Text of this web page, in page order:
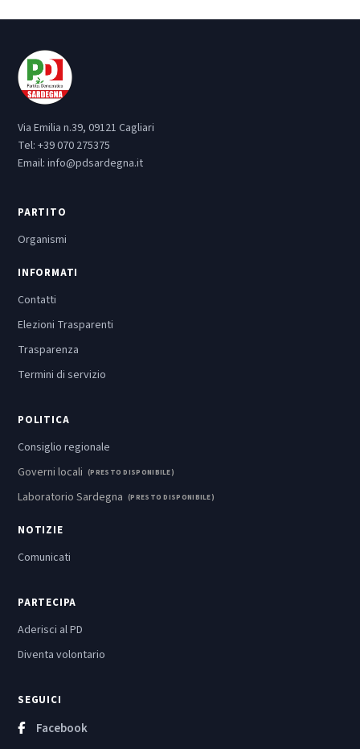
Via Emilia n.39, 09121 Cagliari
Tel: +39 070 275375
Email: info@pdsardegna.it
PARTITO
Organismi
INFORMATI
Contatti
Elezioni Trasparenti
Trasparenza
Termini di servizio
POLITICA
Consiglio regionale
Governi locali (PRESTO DISPONIBILE)
Laboratorio Sardegna (PRESTO DISPONIBILE)
NOTIZIE
Comunicati
PARTECIPA
Aderisci al PD
Diventa volontario
SEGUICI
Facebook